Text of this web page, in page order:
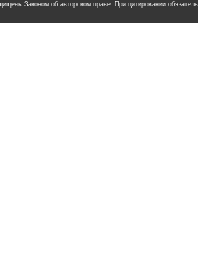
Законом об авторском праве. При цитировании